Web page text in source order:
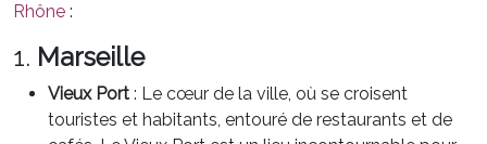
Rhône :
1. Marseille
Vieux Port : Le cœur de la ville, où se croisent
touristes et habitants, entouré de restaurants et de